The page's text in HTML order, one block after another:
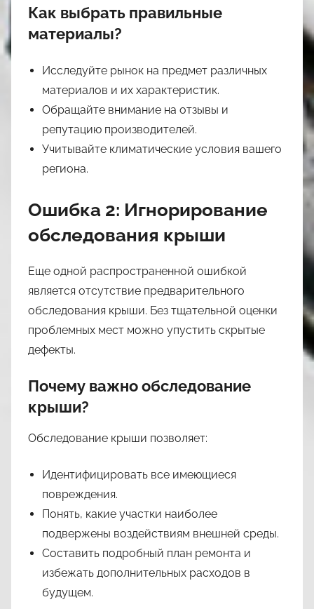
Как выбрать правильные
материалы?
Исследуйте рынок на предмет различных
материалов и их характеристик.
Обращайте внимание на отзывы и
репутацию производителей.
Учитывайте климатические условия вашего
региона.
Ошибка 2: Игнорирование
обследования крыши
Еще одной распространенной ошибкой
является отсутствие предварительного
обследования крыши. Без тщательной оценки
проблемных мест можно упустить скрытые
дефекты.
Почему важно обследование
крыши?
Обследование крыши позволяет:
Идентифицировать все имеющиеся
повреждения.
Понять, какие участки наиболее
подвержены воздействиям внешней среды.
Составить подробный план ремонта и
избежать дополнительных расходов в
будущем.